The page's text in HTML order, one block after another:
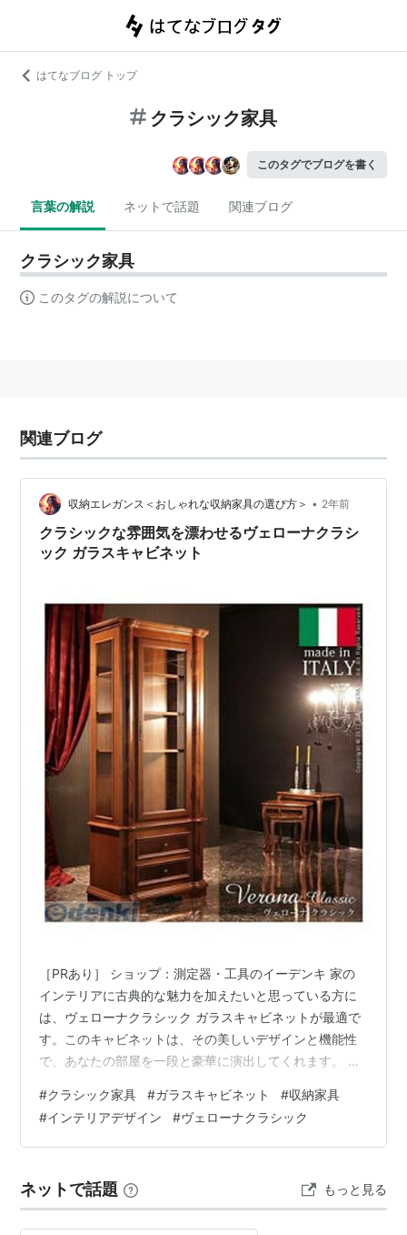
はてなブログ トップ
クラシック家具
このタグでブログを書く
言葉の解説 ネットで話題 関連ブログ
クラシック家具
このタグの解説について
関連ブログ
収納エレガンス＜おしゃれな収納家具の選び方＞ • 2年前
クラシックな雰囲気を漂わせるヴェローナクラシ
ック ガラスキャビネット
［PRあり］ ショップ：測定器・工具のイーデンキ 家の
インテリアに古典的な魅力を加えたいと思っている方に
は、ヴェローナクラシック ガラスキャビネットが最適で
す。このキャビネットは、その美しいデザインと機能性
で、あなたの部屋を一段と豪華に演出してくれます。 ヴ
囲気を持っています。古典的な彫刻が施された扉や、高
品質なガラスで作られた繊細なパネルが特徴です。この
キャビネットは、あなたのコレクションやお気に入りの
可能な棚板が収納の柔軟性を提供します。 この商品は、
リビングルームやダイニングルーム、または…
#クラシック家具 #ガラスキャビネット #収納家具
#インテリアデザイン #ヴェローナクラシック
ネットで話題 もっと見る